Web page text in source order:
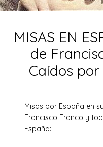
MISAS EN
de
Caídos por
Misas por España en
Francisco Franco y
España: